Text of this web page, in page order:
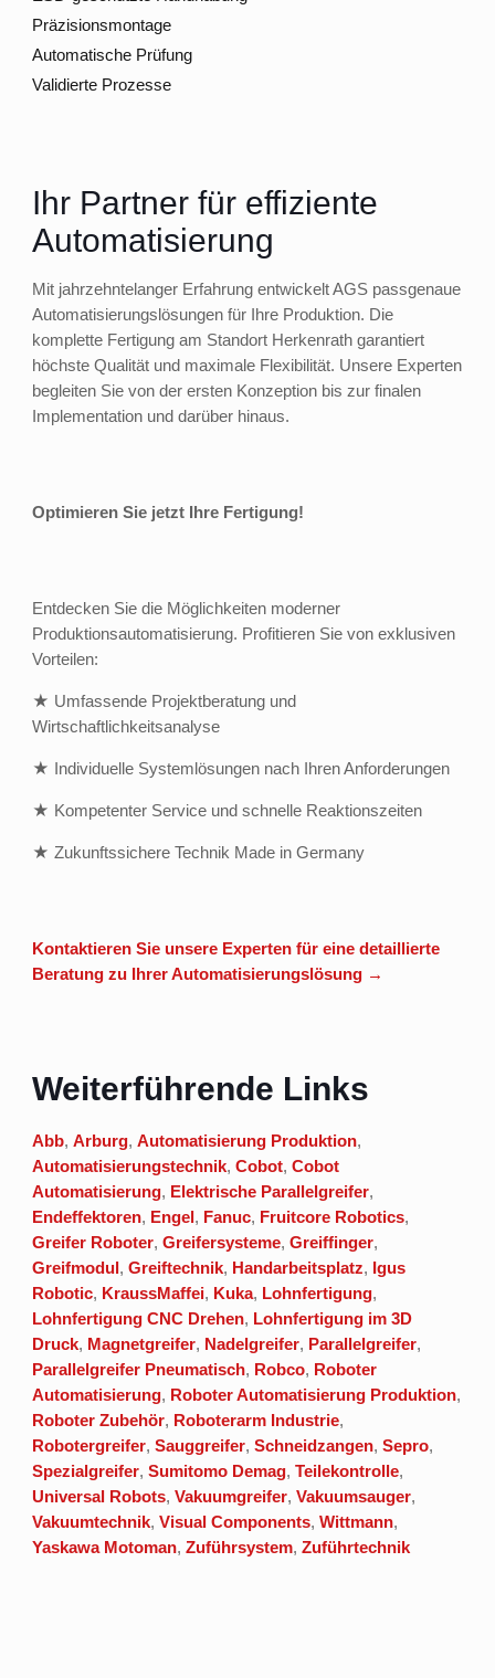
Präzisionsmontage
Automatische Prüfung
Validierte Prozesse
Ihr Partner für effiziente
Automatisierung
Mit jahrzehntelanger Erfahrung entwickelt AGS passgenaue
Automatisierungslösungen für Ihre Produktion. Die
komplette Fertigung am Standort Herkenrath garantiert
höchste Qualität und maximale Flexibilität. Unsere Experten
begleiten Sie von der ersten Konzeption bis zur finalen
Implementation und darüber hinaus.
Optimieren Sie jetzt Ihre Fertigung!
Entdecken Sie die Möglichkeiten moderner
Produktionsautomatisierung. Profitieren Sie von exklusiven
Vorteilen:
★ Umfassende Projektberatung und
Wirtschaftlichkeitsanalyse
★ Individuelle Systemlösungen nach Ihren Anforderungen
★ Kompetenter Service und schnelle Reaktionszeiten
★ Zukunftssichere Technik Made in Germany
Kontaktieren Sie unsere Experten für eine detaillierte
Beratung zu Ihrer Automatisierungslösung →
Weiterführende Links
Abb,Arburg,Automatisierung Produktion,
Automatisierungstechnik,Cobot,Cobot
Automatisierung, Elektrische Parallelgreifer,
Endeffektoren, Engel, Fanuc, Fruitcore Robotics,
Greifer Roboter,Greifersysteme,Greiffinger,
Greifmodul,Greiftechnik, Handarbeitsplatz, Igus
Robotic, KraussMaffei, Kuka, Lohnfertigung,
Lohnfertigung CNC Drehen, Lohnfertigung im 3D
Druck, Magnetgreifer, Nadelgreifer, Parallelgreifer,
Parallelgreifer Pneumatisch, Robco, Roboter
Automatisierung, Roboter Automatisierung Produktion,
Roboter Zubehör, Roboterarm Industrie,
Robotergreifer,Sauggreifer,Schneidzangen,Sepro,
Spezialgreifer,Sumitomo Demag,Teilekontrolle,
Universal Robots,Vakuumgreifer,Vakuumsauger,
Vakuumtechnik,Visual Components,Wittmann,
Yaskawa Motoman,Zuführsystem,Zuführtechnik